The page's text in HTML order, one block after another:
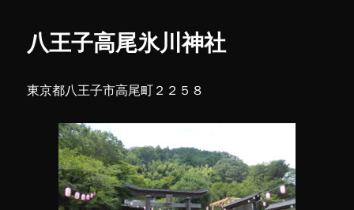
王
八王子高尾氷川神社
東京都八王子市高尾町２２５８